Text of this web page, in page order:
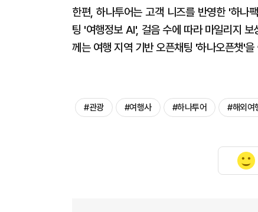
한편, 하나투어는 고객 니즈를 반영한 '하
팅 '여행정보 AI', 걸음 수에 따라 마일리지
께는 여행 지역 기반 오픈채팅 '하나오픈챗'
#관광 #여행사 #하나투어 #해외여